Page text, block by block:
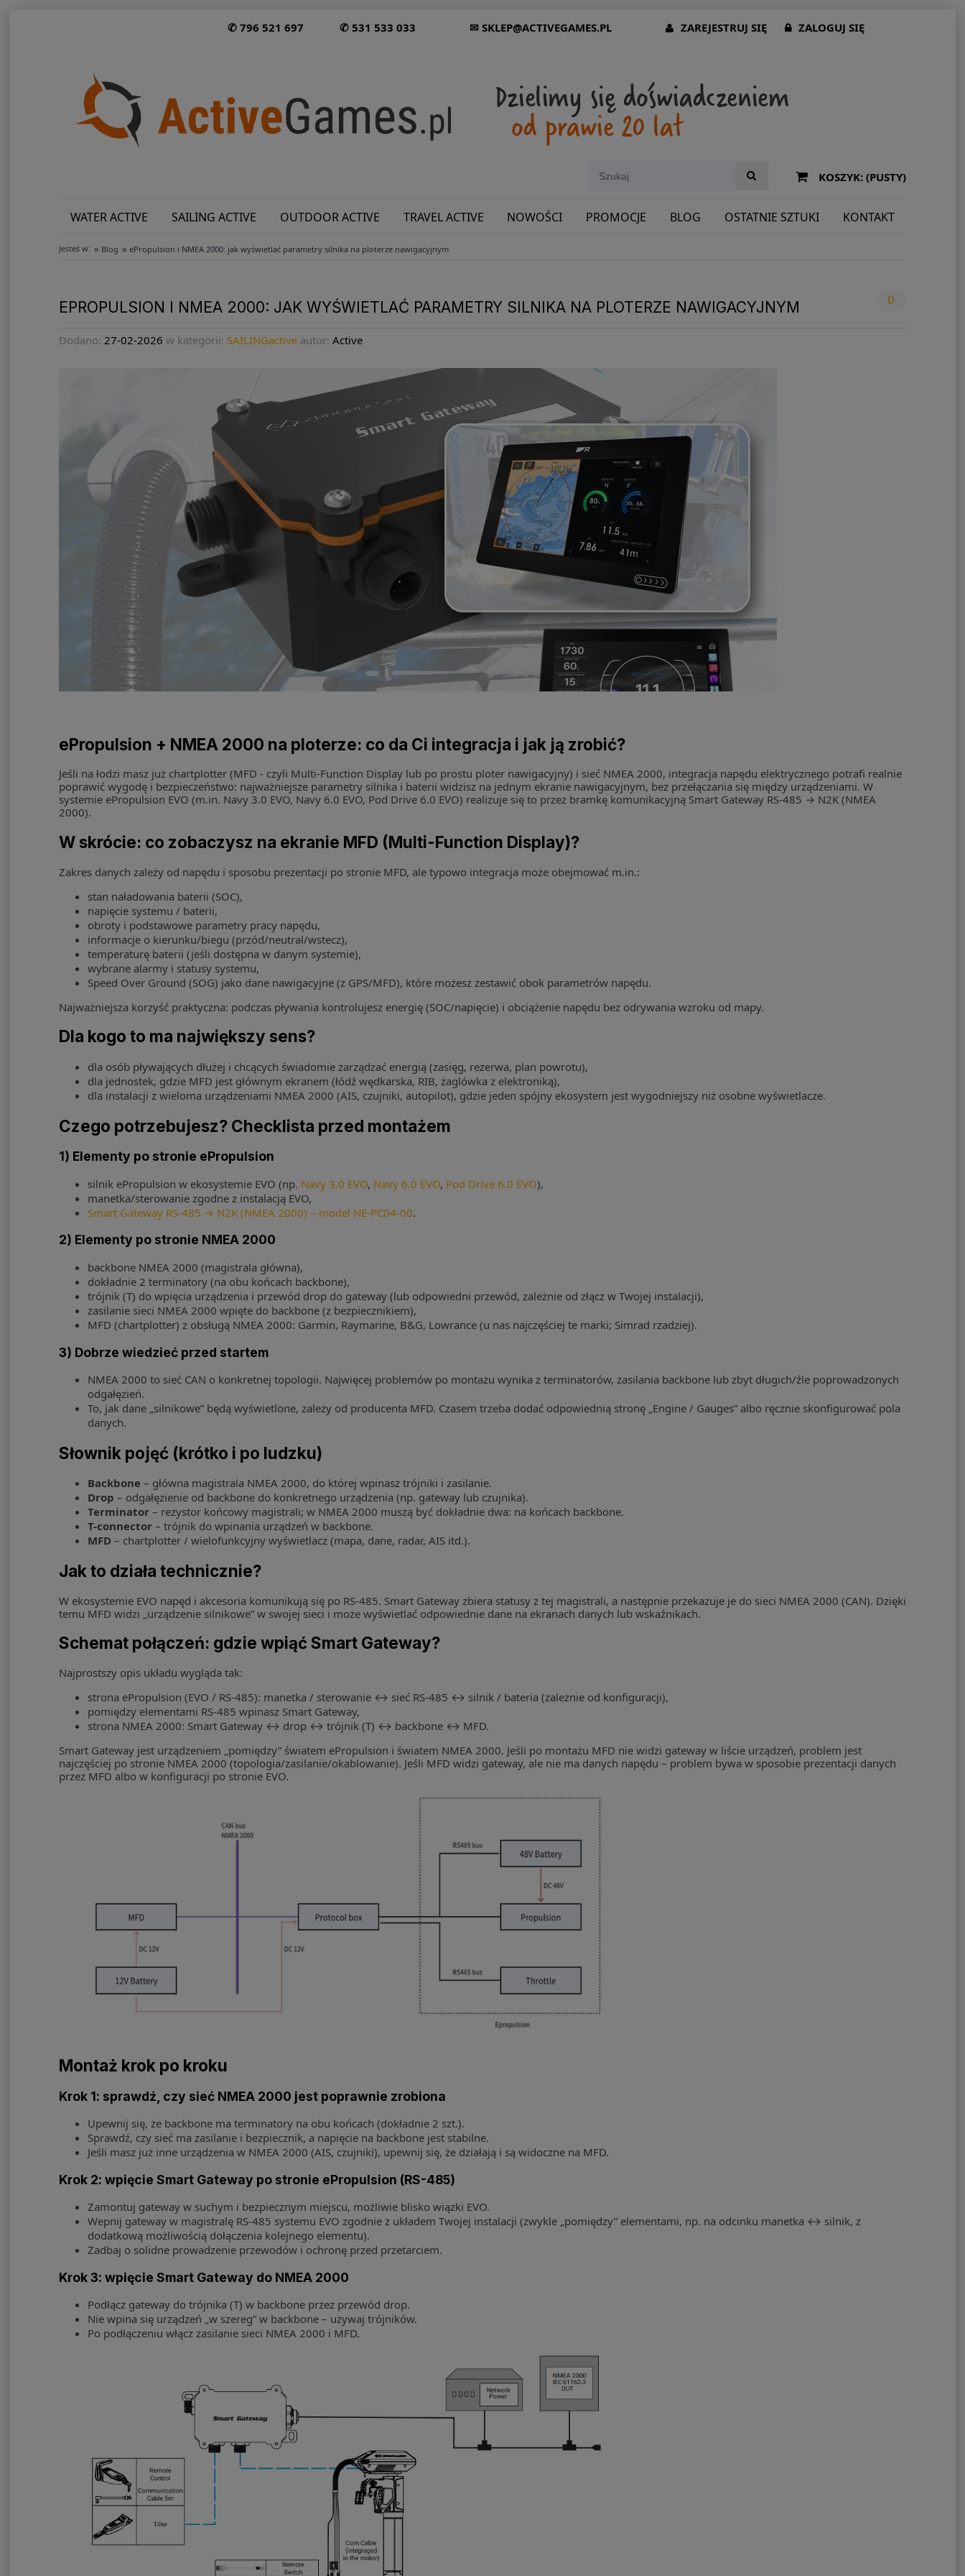
✆ 796 521 697 ✆ 531 533 033 ✉ SKLEP@ACTIVEGAMES.PL ZAREJESTRUJ SIĘ ZALOGUJ SIĘ
KOSZYK: (PUSTY)
WATER ACTIVE SAILING ACTIVE OUTDOOR ACTIVE TRAVEL ACTIVE NOWOŚCI PROMOCJE BLOG OSTATNIE SZTUKI KONTAKT
SHOWROOM: ODWIEDŹ NAS NA ŚLĄSKU!
Jesteś w: » Blog » ePropulsion i NMEA 2000: jak wyświetlać parametry silnika na ploterze nawigacyjnym
EPROPULSION I NMEA 2000: JAK WYŚWIETLAĆ PARAMETRY SILNIKA NA PLOTERZE NAWIGACYJNYM 0
Dodano: 27-02-2026 w kategorii: SAILINGactiveautor: Active
ePropulsion + NMEA 2000 na ploterze: co da Ci integracja i jak ją zrobić?
Jeśli na łodzi masz już chartplotter (MFD - czyli Multi-Function Display lub po prostu ploter nawigacyjny) i sieć NMEA 2000, integracja napędu elektrycznego potrafi realnie
poprawić wygodę i bezpieczeństwo: najważniejsze parametry silnika i baterii widzisz na jednym ekranie nawigacyjnym, bez przełączania się między urządzeniami. W
systemie ePropulsion EVO (m.in. Navy 3.0 EVO, Navy 6.0 EVO, Pod Drive 6.0 EVO) realizuje się to przez bramkę komunikacyjną Smart Gateway RS-485 → N2K (NMEA
2000).
W skrócie: co zobaczysz na ekranie MFD (Multi-Function Display)?
Zakres danych zależy od napędu i sposobu prezentacji po stronie MFD, ale typowo integracja może obejmować m.in.:
stan naładowania baterii (SOC),
napięcie systemu / baterii,
obroty i podstawowe parametry pracy napędu,
informacje o kierunku/biegu (przód/neutral/wstecz),
temperaturę baterii (jeśli dostępna w danym systemie),
wybrane alarmy i statusy systemu,
Speed Over Ground (SOG) jako dane nawigacyjne (z GPS/MFD), które możesz zestawić obok parametrów napędu.
Najważniejsza korzyść praktyczna: podczas pływania kontrolujesz energię (SOC/napięcie) i obciążenie napędu bez odrywania wzroku od mapy.
Dla kogo to ma największy sens?
dla osób pływających dłużej i chcących świadomie zarządzać energią (zasięg, rezerwa, plan powrotu),
dla jednostek, gdzie MFD jest głównym ekranem (łódź wędkarska, RIB, żaglówka z elektroniką),
dla instalacji z wieloma urządzeniami NMEA 2000 (AIS, czujniki, autopilot), gdzie jeden spójny ekosystem jest wygodniejszy niż osobne wyświetlacze.
Czego potrzebujesz? Checklista przed montażem
1) Elementy po stronie ePropulsion
silnik ePropulsion w ekosystemie EVO (np. Navy 3.0 EVO, Navy 6.0 EVO, Pod Drive 6.0 EVO),
manetka/sterowanie zgodne z instalacją EVO,
Smart Gateway RS-485 → N2K (NMEA 2000) – model NE-PC04-00.
2) Elementy po stronie NMEA 2000
backbone NMEA 2000 (magistrala główna),
dokładnie 2 terminatory (na obu końcach backbone),
trójnik (T) do wpięcia urządzenia i przewód drop do gateway (lub odpowiedni przewód, zależnie od złącz w Twojej instalacji),
zasilanie sieci NMEA 2000 wpięte do backbone (z bezpiecznikiem),
MFD (chartplotter) z obsługą NMEA 2000: Garmin, Raymarine, B&G, Lowrance (u nas najczęściej te marki; Simrad rzadziej).
3) Dobrze wiedzieć przed startem
NMEA 2000 to sieć CAN o konkretnej topologii. Najwięcej problemów po montażu wynika z terminatorów, zasilania backbone lub zbyt długich/źle poprowadzonych
odgałęzień.
To, jak dane „silnikowe” będą wyświetlone, zależy od producenta MFD. Czasem trzeba dodać odpowiednią stronę „Engine / Gauges” albo ręcznie skonfigurować pola
danych.
Słownik pojęć (krótko i po ludzku)
Backbone – główna magistrala NMEA 2000, do której wpinasz trójniki i zasilanie.
Drop – odgałęzienie od backbone do konkretnego urządzenia (np. gateway lub czujnika).
Terminator– rezystor końcowy magistrali; w NMEA 2000 muszą być dokładnie dwa: na końcach backbone.
T-connector– trójnik do wpinania urządzeń w backbone.
MFD – chartplotter / wielofunkcyjny wyświetlacz (mapa, dane, radar, AIS itd.).
Jak to działa technicznie?
W ekosystemie EVO napęd i akcesoria komunikują się po RS-485. Smart Gateway zbiera statusy z tej magistrali, a następnie przekazuje je do sieci NMEA 2000 (CAN). Dzięki
temu MFD widzi „urządzenie silnikowe” w swojej sieci i może wyświetlać odpowiednie dane na ekranach danych lub wskaźnikach.
Schemat połączeń: gdzie wpiąć Smart Gateway?
Najprostszy opis układu wygląda tak:
strona ePropulsion (EVO / RS-485): manetka / sterowanie ↔ sieć RS-485 ↔ silnik / bateria (zależnie od konfiguracji),
pomiędzy elementami RS-485 wpinasz Smart Gateway,
strona NMEA 2000: Smart Gateway ↔ drop ↔ trójnik (T) ↔ backbone ↔ MFD.
Smart Gateway jest urządzeniem „pomiędzy” światem ePropulsion i światem NMEA 2000. Jeśli po montażu MFD nie widzi gateway w liście urządzeń, problem jest
najczęściej po stronie NMEA 2000 (topologia/zasilanie/okablowanie). Jeśli MFD widzi gateway, ale nie ma danych napędu – problem bywa w sposobie prezentacji danych
przez MFD albo w konfiguracji po stronie EVO.
Montaż krok po kroku
Krok 1: sprawdź, czy sieć NMEA 2000 jest poprawnie zrobiona
Upewnij się, że backbone ma terminatory na obu końcach (dokładnie 2 szt.).
Sprawdź, czy sieć ma zasilanie i bezpiecznik, a napięcie na backbone jest stabilne.
Jeśli masz już inne urządzenia w NMEA 2000 (AIS, czujniki), upewnij się, że działają i są widoczne na MFD.
Krok 2: wpięcie Smart Gateway po stronie ePropulsion (RS-485)
Zamontuj gateway w suchym i bezpiecznym miejscu, możliwie blisko wiązki EVO.
Wepnij gateway w magistralę RS-485 systemu EVO zgodnie z układem Twojej instalacji (zwykle „pomiędzy” elementami, np. na odcinku manetka ↔ silnik, z
dodatkową możliwością dołączenia kolejnego elementu).
Zadbaj o solidne prowadzenie przewodów i ochronę przed przetarciem.
Krok 3: wpięcie Smart Gateway do NMEA 2000
Podłącz gateway do trójnika (T) w backbone przez przewód drop.
Nie wpina się urządzeń „w szereg” w backbone – używaj trójników.
Po podłączeniu włącz zasilanie sieci NMEA 2000 i MFD.